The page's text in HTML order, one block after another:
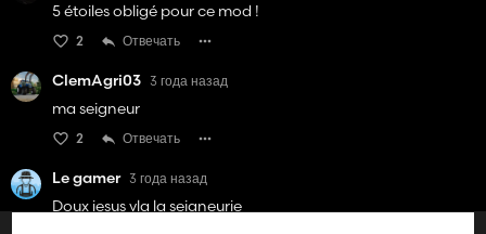
5 étoiles obligé pour ce mod !
2 Отвечать
ClemAgri03 3 года назад
ma seigneur
2 Отвечать
Le gamer 3 года назад
Doux jesus vla la seigneurie